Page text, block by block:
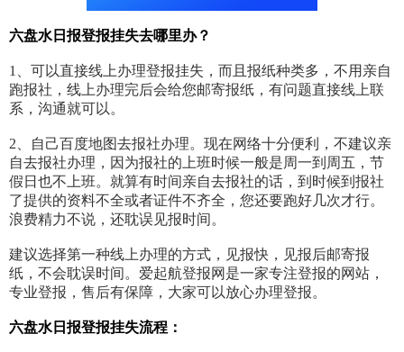
六盘水日报登报挂失去哪里办？
1、可以直接线上办理登报挂失，而且报纸种类多，不用亲自
跑报社，线上办理完后会给您邮寄报纸，有问题直接线上联
系，沟通就可以。
2、自己百度地图去报社办理。现在网络十分便利，不建议亲
自去报社办理，因为报社的上班时候一般是周一到周五，节
假日也不上班。就算有时间亲自去报社的话，到时候到报社
了提供的资料不全或者证件不齐全，您还要跑好几次才行。
浪费精力不说，还耽误见报时间。
建议选择第一种线上办理的方式，见报快，见报后邮寄报
纸，不会耽误时间。爱起航登报网是一家专注登报的网站，
专业登报，售后有保障，大家可以放心办理登报。
六盘水日报登报挂失流程：